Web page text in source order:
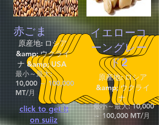
赤ごま
原産地: ロシア
&amp; ウクライ
ナ &amp; USA
最小～最大:
10,000 ～ 100,000
MT/月
click to get it
on suiiz
イエローコ
ーングレー
ド2
原産地: ロシア
&amp; ウクライ
ナ
最小～最大: 10,000
～ 100,000 MT/月